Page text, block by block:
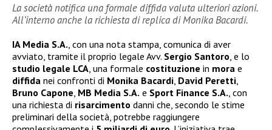
La società notifica una formale diffida valuta ulteriori azioni.
All’interno anche la richiesta di replica di Monika Bacardi.
IA Media S.A. , con una nota stampa, comunica di aver
avviato, tramite il proprio legale Avv. Sergio Santoro , e lo
studio legale LCA , una formale costituzione in mora e
diffida nei confronti di Monika Bacardi David Peretti
Bruno Capone MB Media S.A. e Sport Finance S.A. , con
una richiesta di risarcimento danni che, secondo le stime
preliminari della società, potrebbe raggiungere